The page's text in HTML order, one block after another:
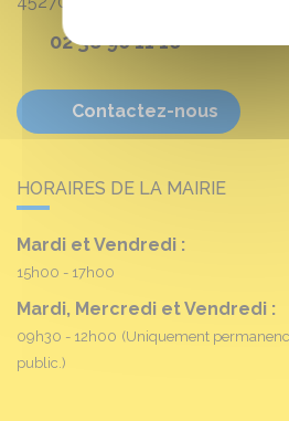
02 38 90 11 16
Contactez-nous
HORAIRES DE LA MAIRIE
Mardi et Vendredi :
15h00 - 17h00
Mardi, Mercredi et Vendredi :
09h30 - 12h00 (Uniquement
public.)